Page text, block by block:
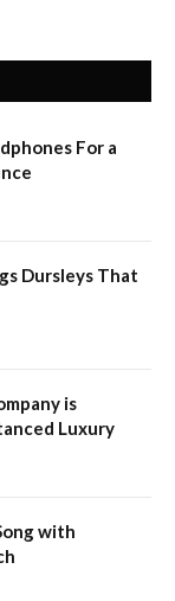
For a
Dursleys That
is
Luxury
with